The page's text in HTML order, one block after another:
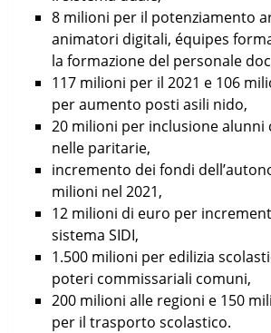
8 milioni per il potenziamento
animatori digitali, équipes
la formazione del personale
117 milioni per il 2021 e 106
per aumento posti asili nido,
20 milioni per inclusione alunni
nelle paritarie,
incremento dei fondi
milioni nel 2021,
12 milioni di euro per
sistema SIDI,
1.500 milioni per edilizia
poteri commissariali comuni,
200 milioni alle regioni e 150
per il trasporto scolastico.